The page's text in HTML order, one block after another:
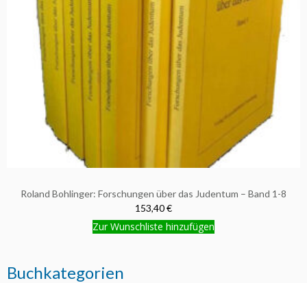
Roland Bohlinger: Forschungen über das Judentum – Band 1-8
153,40 €
Zur Wunschliste hinzufügen
Buchkategorien